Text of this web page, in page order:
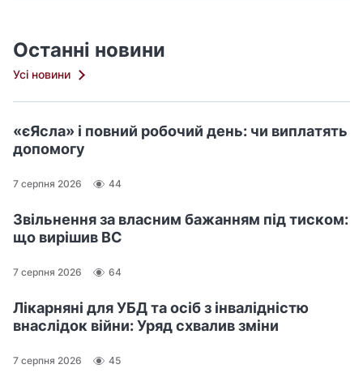
Останні новини
Усі новини
«єЯсла» і повний робочий день: чи виплатять
допомогу
7 серпня 2026 44
Звільнення за власним бажанням під тиском:
що вирішив ВС
7 серпня 2026 64
Лікарняні для УБД та осіб з інвалідністю
внаслідок війни: Уряд схвалив зміни
7 серпня 2026 45